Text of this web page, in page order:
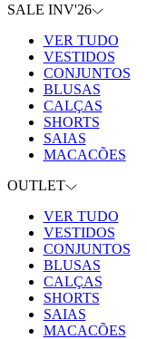
SALE INV'26
VER TUDO
VESTIDOS
CONJUNTOS
BLUSAS
CALÇAS
SHORTS
SAIAS
MACACÕES
OUTLET
VER TUDO
VESTIDOS
CONJUNTOS
BLUSAS
CALÇAS
SHORTS
SAIAS
MACACÕES